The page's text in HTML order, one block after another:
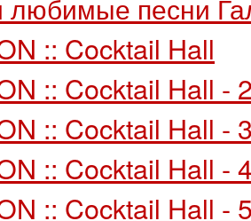
песни
:: Cocktail Hall
:: Cocktail Hall -
:: Cocktail Hall -
:: Cocktail Hall -
:: Cocktail Hall -